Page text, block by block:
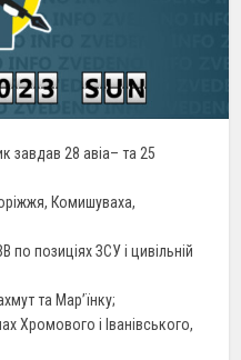
завдав 28 авіа– та 25
Комишуваха,
по позиціях ЗСУ і цивільній
та Мар’їнку;
Хромового і Іванівського,